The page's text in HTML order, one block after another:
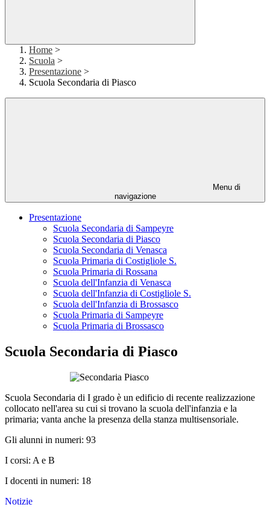
Home >
Scuola >
Presentazione >
Scuola Secondaria di Piasco
Menu di
navigazione
Presentazione
Scuola Secondaria di Sampeyre
Scuola Secondaria di Piasco
Scuola Secondaria di Venasca
Scuola Primaria di Costigliole S.
Scuola Primaria di Rossana
Scuola dell'Infanzia di Venasca
Scuola dell'Infanzia di Costigliole S.
Scuola dell'Infanzia di Brossasco
Scuola Primaria di Sampeyre
Scuola Primaria di Brossasco
Scuola Secondaria di Piasco
Scuola Secondaria di I grado è un edificio di recente realizzazione
collocato nell'area su cui si trovano la scuola dell'infanzia e la
primaria; vanta anche la presenza della stanza multisensoriale.
Gli alunni in numeri: 93
I corsi: A e B
I docenti in numeri: 18
Notizie